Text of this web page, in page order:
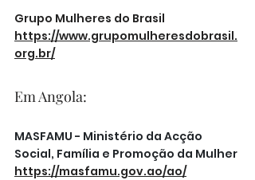
Grupo Mulheres do Brasil
https://www.grupomulheresdobrasil.
org.br/
Em Angola:
MASFAMU - Ministério da Acção
Social, Família e Promoção da Mulher
https://masfamu.gov.ao/ao/